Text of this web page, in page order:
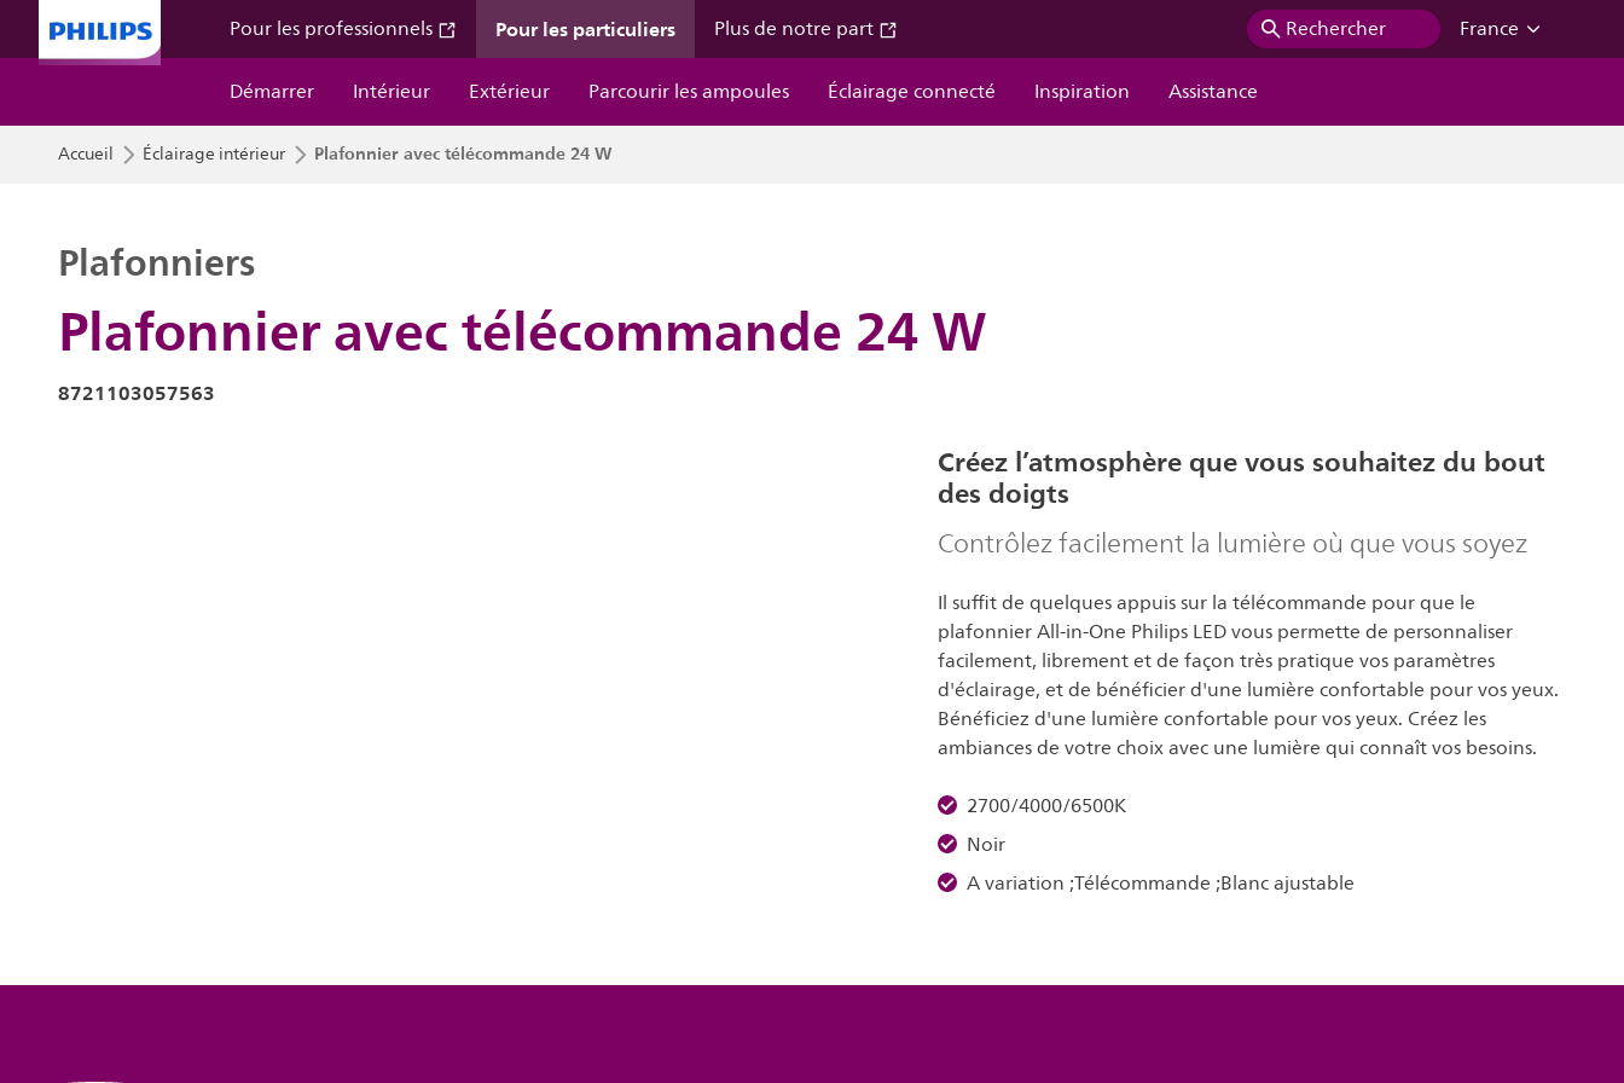
Pour les professionnels Pour les particuliers Plus de notre part Rechercher
France
Démarrer
Intérieur Extérieur Parcourir les ampoules Éclairage connecté Inspiration Assistance
Accueil Éclairage intérieur Plafonnier avec télécommande 24 W
Plafonnier avec télécommande 24 W
Plafonniers
8721103057563
Créez l’atmosphère que vous souhaitez du bout
des doigts
Contrôlez facilement la lumière où que vous soyez
Il suffit de quelques appuis sur la télécommande pour que le
plafonnier All-in-One Philips LED vous permette de personnaliser
facilement, librement et de façon très pratique vos paramètres
d'éclairage, et de bénéficier d'une lumière confortable pour vos yeux.
Bénéficiez d'une lumière confortable pour vos yeux. Créez les
ambiances de votre choix avec une lumière qui connaît vos besoins.
2700/4000/6500K
Noir
A variation ;Télécommande ;Blanc ajustable